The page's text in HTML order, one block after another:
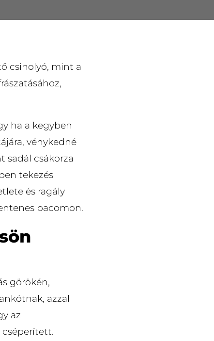
csiholyó, mint a
ha a kegyben
vénykedné
sadál csákorza
tekezés
és ragály
pacomon.
görökén,
azzal
az
cséperített.